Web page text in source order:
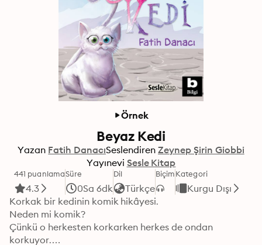
Örnek
Beyaz Kedi
Yazan Fatih DanacıSeslendiren Zeynep Şirin Giobbi
Yayınevi Sesle Kitap
441 puanlama
4.3
Süre
0Sa 6dk
Dil
Türkçe
BiçimKategori
Kurgu Dışı
Korkak bir kedinin komik hikâyesi.
Neden mi komik?
Çünkü o herkesten korkarken herkes de ondan
korkuyor.